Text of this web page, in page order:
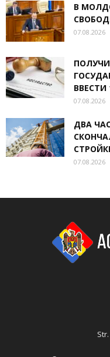
В
07.08.2026
ВВЕСТИ
07.08.2026
ДВА
07.08.2026